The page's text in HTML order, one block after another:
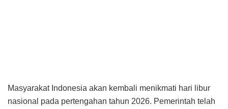
Masyarakat Indonesia akan kembali menikmati hari libur
nasional pada pertengahan tahun 2026. Pemerintah telah